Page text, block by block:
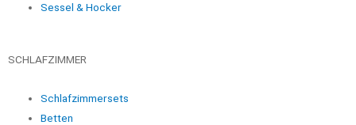
Sessel & Hocker
SCHLAFZIMMER
Schlafzimmersets
Betten